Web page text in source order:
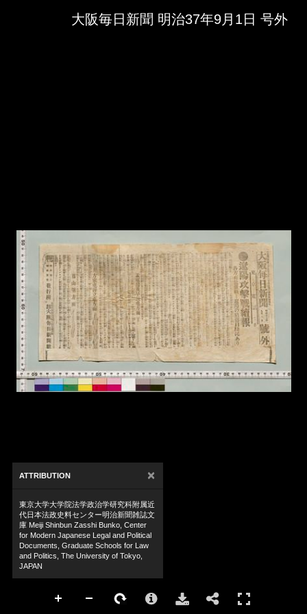
Media Viewer大阪毎日新聞 明治37年9月1日 号外
ATTRIBUTION ×
東京大学大学院法学政治学研究科附属近
代日本法政史料センター明治新聞雑誌文
庫 Meiji Shinbun Zasshi Bunko, Center
for Modern Japanese Legal and Political
Documents, Graduate Schools for Law
and Politics, The University of Tokyo,
JAPAN